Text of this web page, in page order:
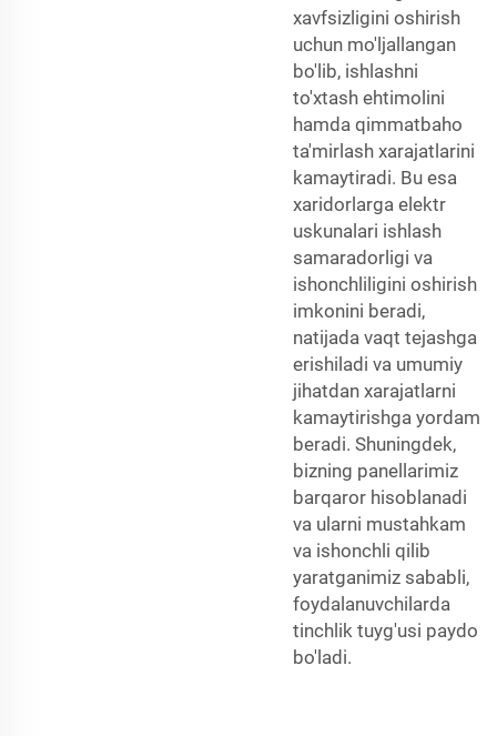
xavfsizligini oshirish
uchun mo'ljallangan
bo'lib, ishlashni
to'xtash ehtimolini
hamda qimmatbaho
ta'mirlash xarajatlarini
kamaytiradi. Bu esa
xaridorlarga elektr
uskunalari ishlash
samaradorligi va
ishonchliligini oshirish
imkonini beradi,
natijada vaqt tejashga
erishiladi va umumiy
jihatdan xarajatlarni
kamaytirishga yordam
beradi. Shuningdek,
bizning panellarimiz
barqaror hisoblanadi
va ularni mustahkam
va ishonchli qilib
yaratganimiz sababli,
foydalanuvchilarda
tinchlik tuyg'usi paydo
bo'ladi.